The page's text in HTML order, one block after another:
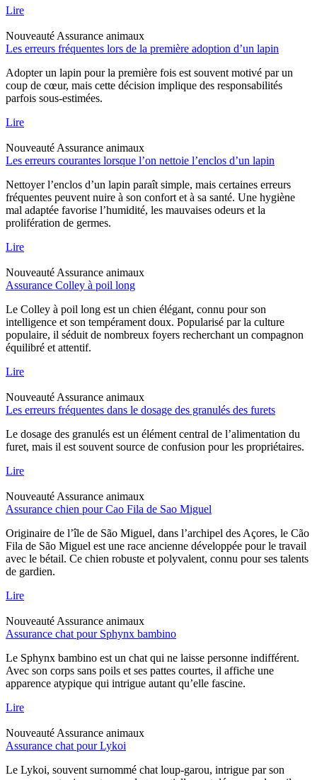
Lire
Nouveauté Assurance animaux
Les erreurs fréquentes lors de la première adoption d’un lapin
Adopter un lapin pour la première fois est souvent motivé par un
coup de cœur, mais cette décision implique des responsabilités
parfois sous-estimées.
Lire
Nouveauté Assurance animaux
Les erreurs courantes lorsque l’on nettoie l’enclos d’un lapin
Nettoyer l’enclos d’un lapin paraît simple, mais certaines erreurs
fréquentes peuvent nuire à son confort et à sa santé. Une hygiène
mal adaptée favorise l’humidité, les mauvaises odeurs et la
prolifération de germes.
Lire
Nouveauté Assurance animaux
Assurance Colley à poil long
Le Colley à poil long est un chien élégant, connu pour son
intelligence et son tempérament doux. Popularisé par la culture
populaire, il séduit de nombreux foyers recherchant un compagnon
équilibré et attentif.
Lire
Nouveauté Assurance animaux
Les erreurs fréquentes dans le dosage des granulés des furets
Le dosage des granulés est un élément central de l’alimentation du
furet, mais il est souvent source de confusion pour les propriétaires.
Lire
Nouveauté Assurance animaux
Assurance chien pour Cao Fila de Sao Miguel
Originaire de l’île de São Miguel, dans l’archipel des Açores, le Cão
Fila de São Miguel est une race ancienne développée pour le travail
avec le bétail. Ce chien robuste et polyvalent, connu pour ses talents
de gardien.
Lire
Nouveauté Assurance animaux
Assurance chat pour Sphynx bambino
Le Sphynx bambino est un chat qui ne laisse personne indifférent.
Avec son corps sans poils et ses pattes courtes, il affiche une
apparence atypique qui intrigue autant qu’elle fascine.
Lire
Nouveauté Assurance animaux
Assurance chat pour Lykoi
Le Lykoi, souvent surnommé chat loup-garou, intrigue par son